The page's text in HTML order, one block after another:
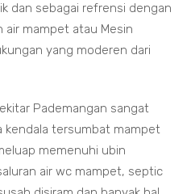
dan sebagai refrensi dengan
air mampet atau Mesin
yang moderen dari
Pademangan sangat
kendala tersumbat mampet
memenuhi ubin
air wc mampet, septic